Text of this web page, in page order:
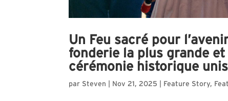
Un Feu sacré pour
fonderie la plus grande
cérémonie historique
par Steven Nov 21, 2025 Feature Story,